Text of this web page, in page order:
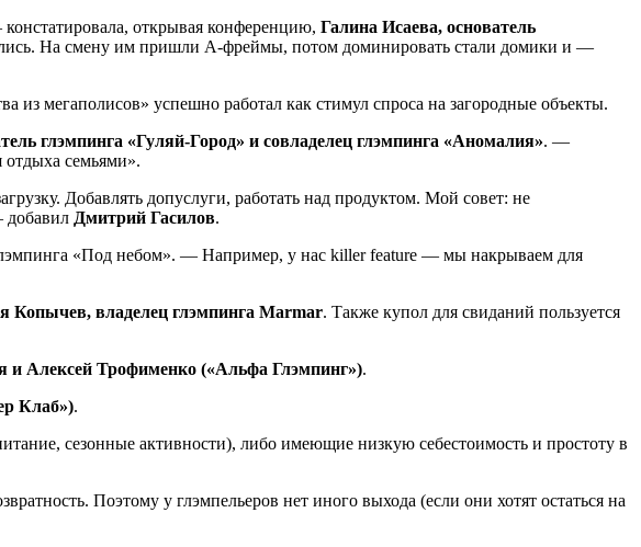
открывая конференцию, Галина Исаева, основатель
На смену им пришли А-фреймы, потом доминировать стали домики и —
мегаполисов» успешно работал как стимул спроса на загородные объекты.
глэмпинга «Гуляй-Город» и совладелец глэмпинга «Аномалия». —
отдыха семьями».
Добавлять допуслуги, работать над продуктом. Мой совет: не
добавил Дмитрий Гасилов.
«Под небом». — Например, у нас killer feature — мы накрываем для
Копычев, владелец глэмпинга Marmar. Также купол для свиданий пользуется
и Алексей Трофименко («Альфа Глэмпинг»).
Клаб»).
сезонные активности), либо имеющие низкую себестоимость и простоту в
Поэтому у глэмпельеров нет иного выхода (если они хотят остаться на